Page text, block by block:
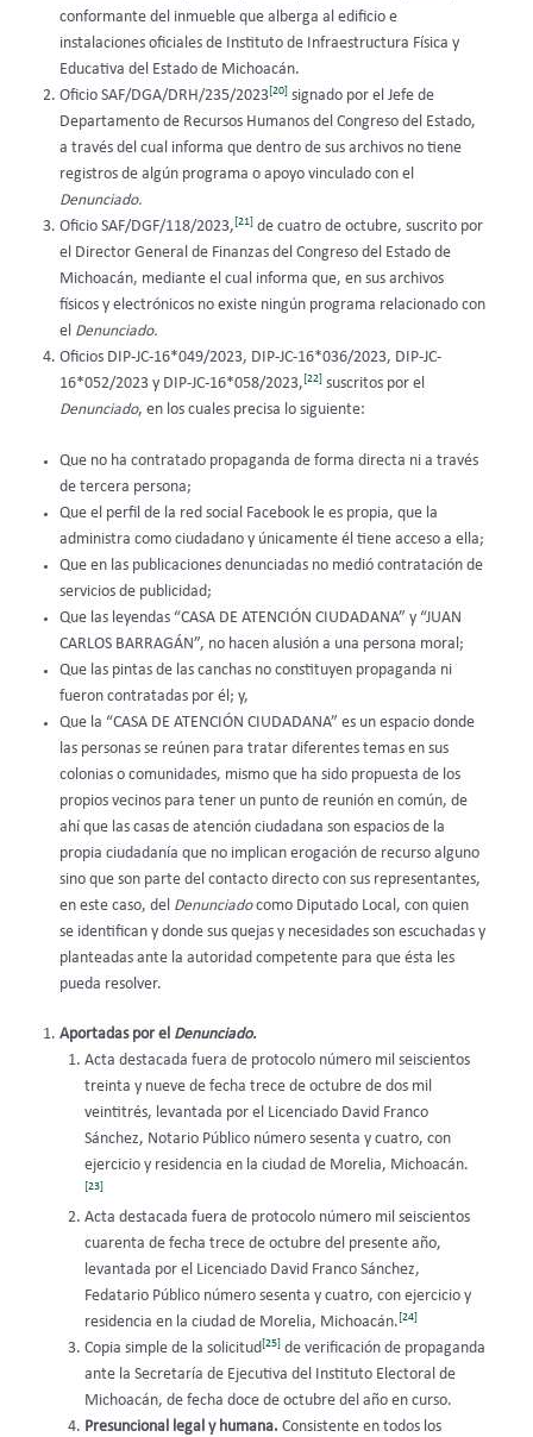
conformante del inmueble que alberga al edificio e
instalaciones oficiales de Instituto de Infraestructura Física y
Educativa del Estado de Michoacán.
Oficio SAF/DGA/DRH/235/2023[20] signado por el Jefe de
Departamento de Recursos Humanos del Congreso del Estado,
a través del cual informa que dentro de sus archivos no tiene
registros de algún programa o apoyo vinculado con el
Denunciado.
Oficio SAF/DGF/118/2023,[21] de cuatro de octubre, suscrito por
el Director General de Finanzas del Congreso del Estado de
Michoacán, mediante el cual informa que, en sus archivos
físicos y electrónicos no existe ningún programa relacionado con
el Denunciado.
Oficios DIP-JC-16*049/2023, DIP-JC-16*036/2023, DIP-JC-
16*052/2023 y DIP-JC-16*058/2023,[22] suscritos por el
Denunciado, en los cuales precisa lo siguiente:
Que no ha contratado propaganda de forma directa ni a través
de tercera persona;
Que el perfil de la red social Facebook le es propia, que la
administra como ciudadano y únicamente él tiene acceso a ella;
Que en las publicaciones denunciadas no medió contratación de
servicios de publicidad;
Que las leyendas “CASA DE ATENCIÓN CIUDADANA” y “JUAN
CARLOS BARRAGÁN”, no hacen alusión a una persona moral;
Que las pintas de las canchas no constituyen propaganda ni
fueron contratadas por él; y,
Que la “CASA DE ATENCIÓN CIUDADANA” es un espacio donde
las personas se reúnen para tratar diferentes temas en sus
colonias o comunidades, mismo que ha sido propuesta de los
propios vecinos para tener un punto de reunión en común, de
ahí que las casas de atención ciudadana son espacios de la
propia ciudadanía que no implican erogación de recurso alguno
sino que son parte del contacto directo con sus representantes,
en este caso, del Denunciadocomo Diputado Local, con quien
se identifican y donde sus quejas y necesidades son escuchadas y
planteadas ante la autoridad competente para que ésta les
pueda resolver.
Aportadas por el Denunciado.
Acta destacada fuera de protocolo número mil seiscientos
treinta y nueve de fecha trece de octubre de dos mil
veintitrés, levantada por el Licenciado David Franco
Sánchez, Notario Público número sesenta y cuatro, con
ejercicio y residencia en la ciudad de Morelia, Michoacán.
[23]
Acta destacada fuera de protocolo número mil seiscientos
cuarenta de fecha trece de octubre del presente año,
levantada por el Licenciado David Franco Sánchez,
Fedatario Público número sesenta y cuatro, con ejercicio y
residencia en la ciudad de Morelia, Michoacán.[24]
Copia simple de la solicitud[25]de verificación de propaganda
ante la Secretaría de Ejecutiva del Instituto Electoral de
Michoacán, de fecha doce de octubre del año en curso.
Presuncional legal y humana. Consistente en todos los